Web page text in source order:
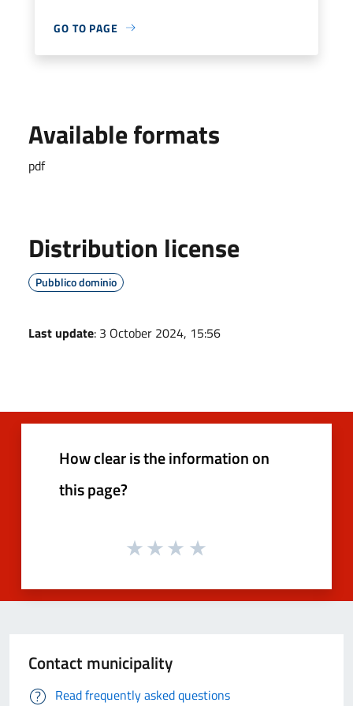
GO TO PAGE
Available formats
pdf
Distribution license
Pubblico dominio
Last update: 3 October 2024, 15:56
How clear is the information on
this page?
Contact municipality
Read frequently asked questions